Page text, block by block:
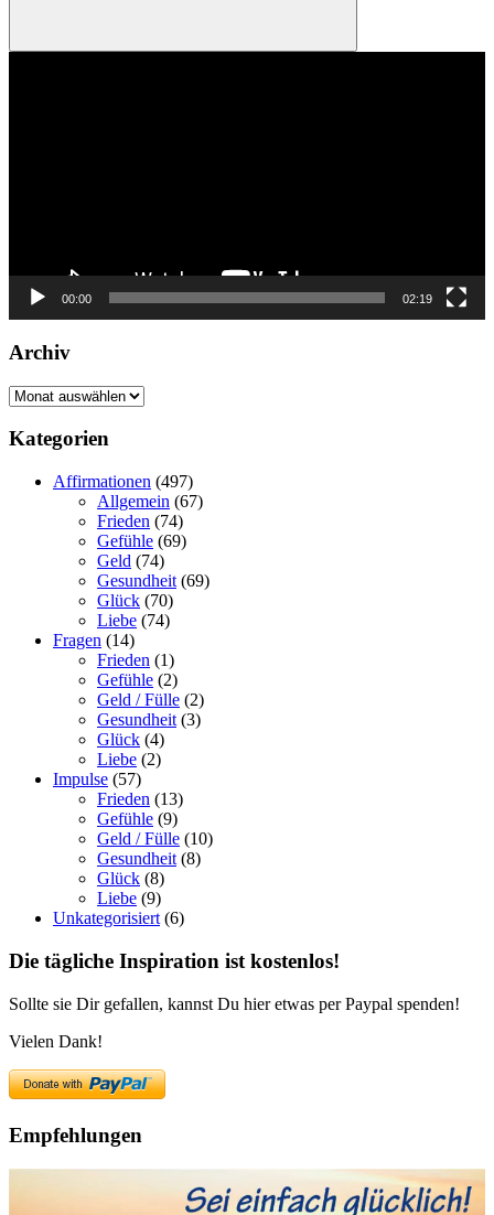
Suchen
00:00 02:19
Archiv
Archiv
Kategorien
Affirmationen (497)
Allgemein (67)
Frieden (74)
Gefühle (69)
Geld (74)
Gesundheit (69)
Glück (70)
Liebe (74)
Fragen (14)
Frieden (1)
Gefühle (2)
Geld / Fülle (2)
Gesundheit (3)
Glück (4)
Liebe (2)
Impulse (57)
Frieden (13)
Gefühle (9)
Geld / Fülle (10)
Gesundheit (8)
Glück (8)
Liebe (9)
Unkategorisiert (6)
Die tägliche Inspiration ist kostenlos!
Sollte sie Dir gefallen, kannst Du hier etwas per Paypal spenden!
Vielen Dank!
Empfehlungen